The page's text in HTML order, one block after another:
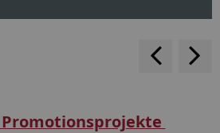
Promotionsprojekte